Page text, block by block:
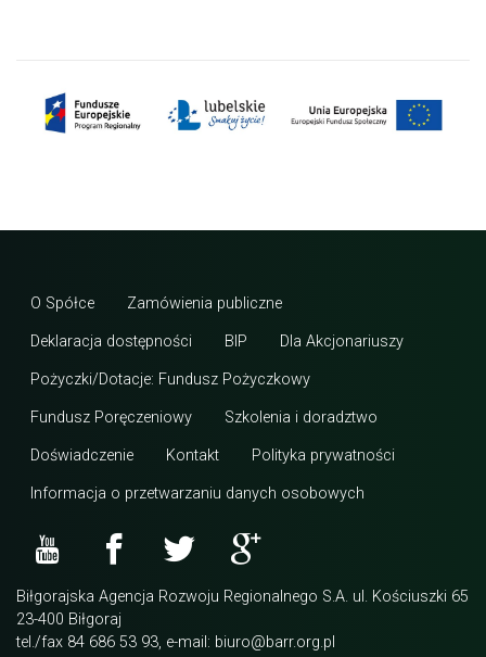
O Spółce Zamówienia publiczne
Deklaracja dostępności BIP Dla Akcjonariuszy
Pożyczki/Dotacje: Fundusz Pożyczkowy
Fundusz Poręczeniowy Szkolenia i doradztwo
Doświadczenie Kontakt Polityka prywatności
Informacja o przetwarzaniu danych osobowych
Biłgorajska Agencja Rozwoju Regionalnego S.A. ul. Kościuszki 65
23-400 Biłgoraj
tel./fax 84 686 53 93, e-mail: biuro@barr.org.pl